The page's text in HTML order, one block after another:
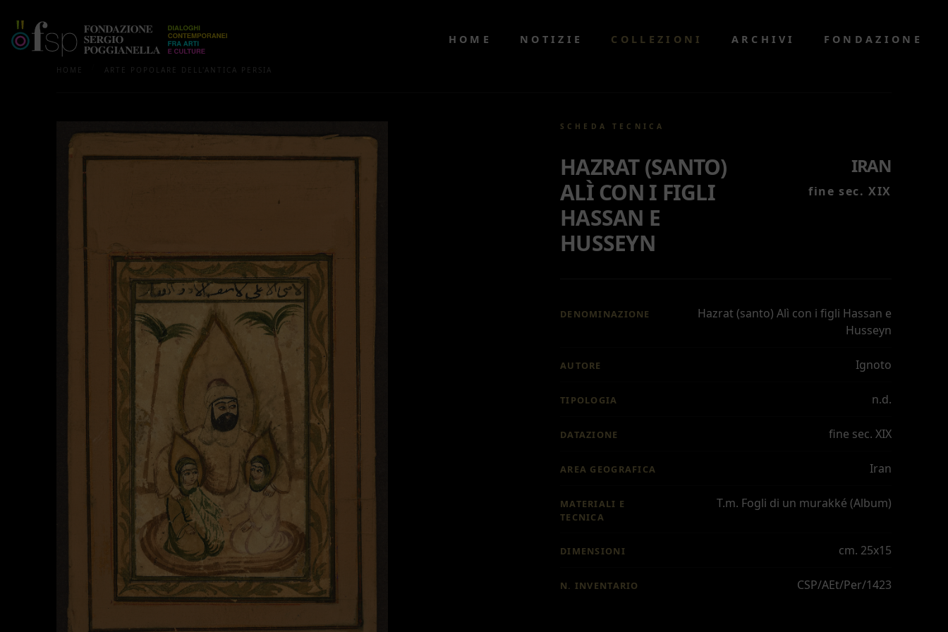
HOME NOTIZIE COLLEZIONI ARCHIVI FONDAZIONE
HOME ARTE POPOLARE DELL'ANTICA PERSIA
SCHEDA TECNICA
HAZRAT (SANTO)
ALÌ CON I FIGLI
HASSAN E
HUSSEYN
IRAN
fine sec. XIX
DENOMINAZIONE
Hazrat (santo) Alì con i figli Hassan e
Husseyn
AUTORE Ignoto
TIPOLOGIA n.d.
DATAZIONE fine sec. XIX
AREA GEOGRAFICA Iran
MATERIALI E
TECNICA
T.m. Fogli di un murakké (Album)
DIMENSIONI cm. 25x15
N. INVENTARIO CSP/AEt/Per/1423